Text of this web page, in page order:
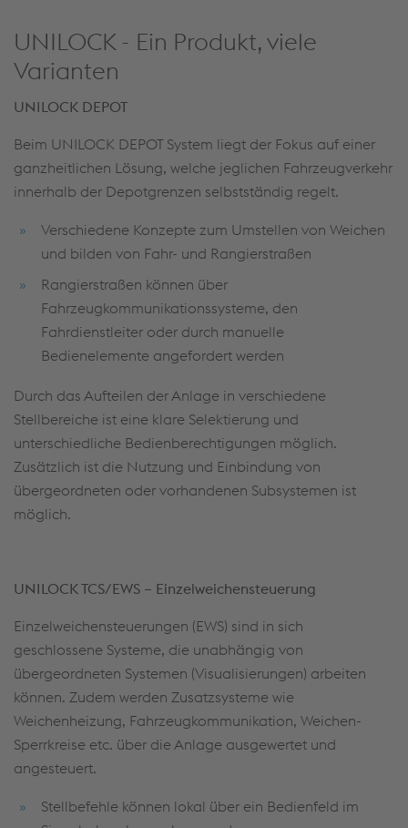
UNILOCK - Ein Produkt, viele
Varianten
UNILOCK DEPOT
Beim UNILOCK DEPOT System liegt der Fokus auf einer
ganzheitlichen Lösung, welche jeglichen Fahrzeugverkehr
innerhalb der Depotgrenzen selbstständig regelt.
Verschiedene Konzepte zum Umstellen von Weichen
und bilden von Fahr- und Rangierstraßen
Rangierstraßen können über
Fahrzeugkommunikationssysteme, den
Fahrdienstleiter oder durch manuelle
Bedienelemente angefordert werden
Durch das Aufteilen der Anlage in verschiedene
Stellbereiche ist eine klare Selektierung und
unterschiedliche Bedienberechtigungen möglich.
Zusätzlich ist die Nutzung und Einbindung von
übergeordneten oder vorhandenen Subsystemen ist
möglich.
UNILOCK TCS/EWS – Einzelweichensteuerung
Einzelweichensteuerungen (EWS) sind in sich
geschlossene Systeme, die unabhängig von
übergeordneten Systemen (Visualisierungen) arbeiten
können. Zudem werden Zusatzsysteme wie
Weichenheizung, Fahrzeugkommunikation, Weichen-
Sperrkreise etc. über die Anlage ausgewertet und
angesteuert.
Stellbefehle können lokal über ein Bedienfeld im